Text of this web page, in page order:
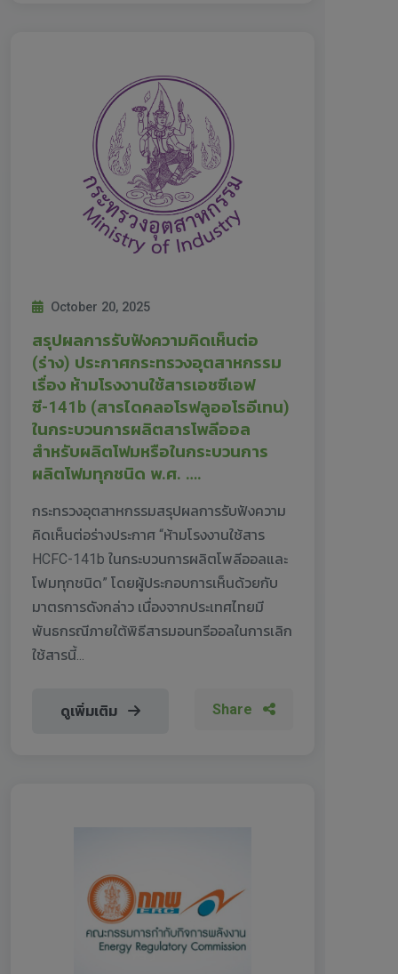
October 20, 2025
สรุปผลการรับฟังความคิดเห็นต่อ
(ร่าง) ประกาศกระทรวงอุตสาหกรรม
เรื่อง ห้ามโรงงานใช้สารเอชซีเอฟ
ซี-141b (สารไดคลอโรฟลูออโรอีเทน)
ในกระบวนการผลิตสารโพลีออล
สำหรับผลิตโฟมหรือในกระบวนการ
ผลิตโฟมทุกชนิด พ.ศ. ….
กระทรวงอุตสาหกรรมสรุปผลการรับฟังความ
คิดเห็นต่อร่างประกาศ “ห้ามโรงงานใช้สาร
HCFC-141b ในกระบวนการผลิตโพลีออลและ
โฟมทุกชนิด” โดยผู้ประกอบการเห็นด้วยกับ
มาตรการดังกล่าว เนื่องจากประเทศไทยมี
พันธกรณีภายใต้พิธีสารมอนทรีออลในการเลิก
ใช้สารนี้...
ดูเพิ่มเติม Share